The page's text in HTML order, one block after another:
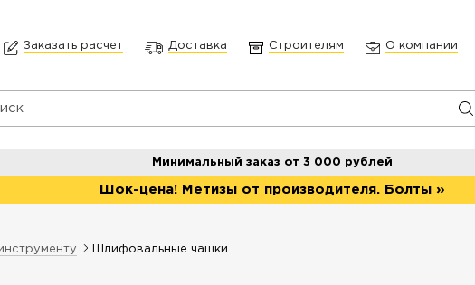
Заказать расчет Доставка Строителям О компании
Минимальный заказ от 3 000 рублей
Шок-цена! Метизы от производителя. Болты »
Шлифовальные чашки